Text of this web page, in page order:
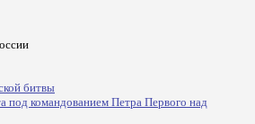
битвы
под командованием Петра Первого над